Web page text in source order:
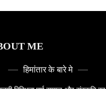
ME
हिमांतार के बारे मे